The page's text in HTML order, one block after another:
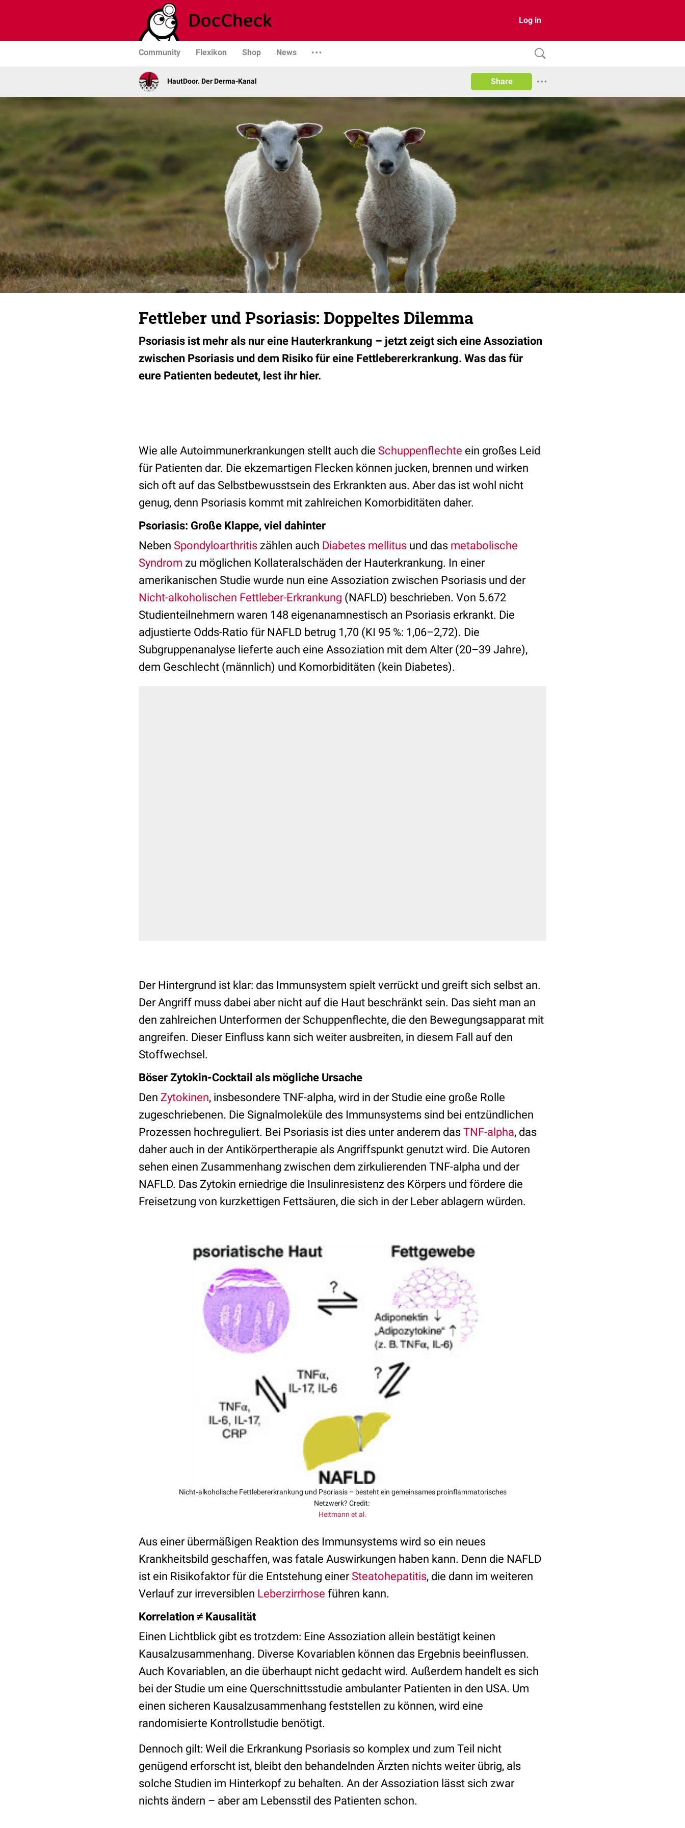
Log in
Community Flexikon Shop News
HautDoor. Der Derma-Kanal Share
Fettleber und Psoriasis: Doppeltes Dilemma
Psoriasis ist mehr als nur eine Hauterkrankung – jetzt zeigt sich eine Assoziation
zwischen Psoriasis und dem Risiko für eine Fettlebererkrankung. Was das für
eure Patienten bedeutet, lest ihr hier.
Wie alle Autoimmunerkrankungen stellt auch die Schuppenflechte ein großes Leid
für Patienten dar. Die ekzemartigen Flecken können jucken, brennen und wirken
sich oft auf das Selbstbewusstsein des Erkrankten aus. Aber das ist wohl nicht
genug, denn Psoriasis kommt mit zahlreichen Komorbiditäten daher.
Psoriasis: Große Klappe, viel dahinter
Neben Spondyloarthritis zählen auch Diabetes mellitus und das metabolische
Syndrom zu möglichen Kollateralschäden der Hauterkrankung. In einer
amerikanischen Studie wurde nun eine Assoziation zwischen Psoriasis und der
Nicht-alkoholischen Fettleber-Erkrankung (NAFLD) beschrieben. Von 5.672
Studienteilnehmern waren 148 eigenanamnestisch an Psoriasis erkrankt. Die
adjustierte Odds-Ratio für NAFLD betrug 1,70 (KI 95 %: 1,06–2,72). Die
Subgruppenanalyse lieferte auch eine Assoziation mit dem Alter (20–39 Jahre),
dem Geschlecht (männlich) und Komorbiditäten (kein Diabetes).
Der Hintergrund ist klar: das Immunsystem spielt verrückt und greift sich selbst an.
Der Angriff muss dabei aber nicht auf die Haut beschränkt sein. Das sieht man an
den zahlreichen Unterformen der Schuppenflechte, die den Bewegungsapparat mit
angreifen. Dieser Einfluss kann sich weiter ausbreiten, in diesem Fall auf den
Stoffwechsel.
Böser Zytokin-Cocktail als mögliche Ursache
Den Zytokinen, insbesondere TNF-alpha, wird in der Studie eine große Rolle
zugeschriebenen. Die Signalmoleküle des Immunsystems sind bei entzündlichen
Prozessen hochreguliert. Bei Psoriasis ist dies unter anderem das TNF-alpha, das
daher auch in der Antikörpertherapie als Angriffspunkt genutzt wird. Die Autoren
sehen einen Zusammenhang zwischen dem zirkulierenden TNF-alpha und der
NAFLD. Das Zytokin erniedrige die Insulinresistenz des Körpers und fördere die
Freisetzung von kurzkettigen Fettsäuren, die sich in der Leber ablagern würden.
Nicht‐alkoholische Fettlebererkrankung und Psoriasis – besteht ein gemeinsames proinflammatorisches
Netzwerk? Credit:
Heitmann et al.
Aus einer übermäßigen Reaktion des Immunsystems wird so ein neues
Krankheitsbild geschaffen, was fatale Auswirkungen haben kann. Denn die NAFLD
ist ein Risikofaktor für die Entstehung einer Steatohepatitis, die dann im weiteren
Verlauf zur irreversiblen Leberzirrhose führen kann.
Korrelation ≠ Kausalität
Einen Lichtblick gibt es trotzdem: Eine Assoziation allein bestätigt keinen
Kausalzusammenhang. Diverse Kovariablen können das Ergebnis beeinflussen.
Auch Kovariablen, an die überhaupt nicht gedacht wird. Außerdem handelt es sich
bei der Studie um eine Querschnittsstudie ambulanter Patienten in den USA. Um
einen sicheren Kausalzusammenhang feststellen zu können, wird eine
randomisierte Kontrollstudie benötigt.
Dennoch gilt: Weil die Erkrankung Psoriasis so komplex und zum Teil nicht
genügend erforscht ist, bleibt den behandelnden Ärzten nichts weiter übrig, als
solche Studien im Hinterkopf zu behalten. An der Assoziation lässt sich zwar
nichts ändern – aber am Lebensstil des Patienten schon.